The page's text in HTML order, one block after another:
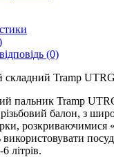
(0)
складний Tramp
пальник Tramp
різьбовий балон, з
розкриваючимися
використовувати
літрів.